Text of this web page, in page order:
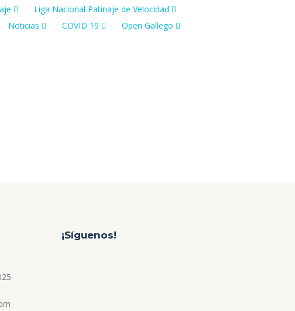
Liga Nacional Patinaje de Velocidad
Noticias COVID 19
Open Gallego
¡Síguenos!